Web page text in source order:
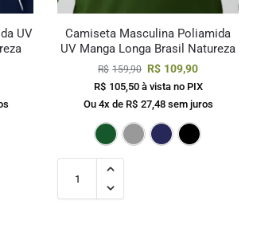
UV
Camiseta Masculina Poliamida
UV Manga Longa Brasil Natureza
R$ 159,90 R$ 109,90
R$ 105,50 à vista no PIX
Ou 4x de R$ 27,48 sem juros
Verde Escuro